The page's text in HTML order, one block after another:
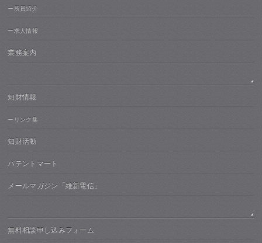
ー所員紹介
ー求人情報
業務案内
知財情報
ーリンク集
知財活動
パテントマート
メールマガジン「維新電信」
無料相談申し込みフォーム